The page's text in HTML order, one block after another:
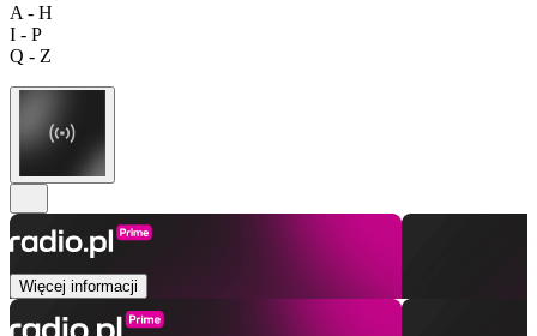
A - H
I - P
Q - Z
Więcej informacji